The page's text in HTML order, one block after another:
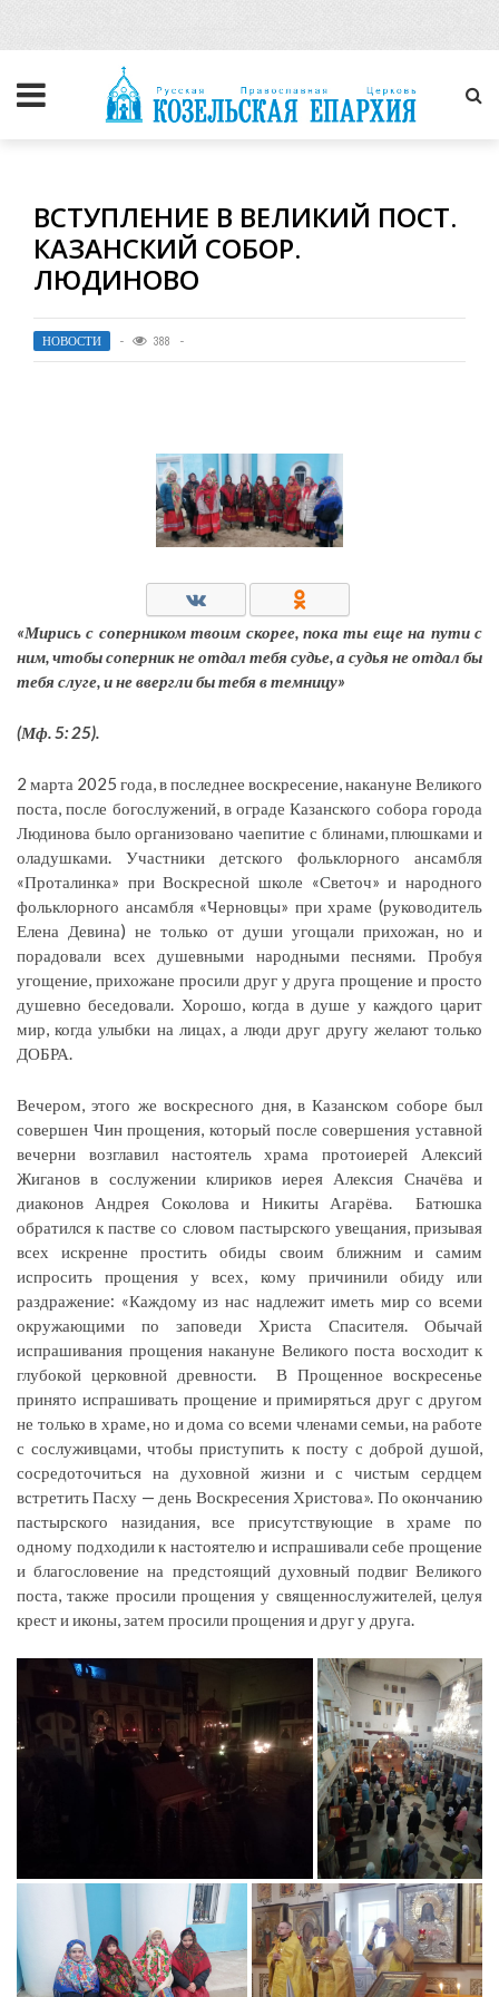
ВСТУПЛЕНИЕ В ВЕЛИКИЙ ПОСТ.
КАЗАНСКИЙ СОБОР.
ЛЮДИНОВО
НОВОСТИ 388
«Мирись с соперником твоим скорее, пока ты еще на пути с
ним, чтобы соперник не отдал тебя судье, а судья не отдал бы
тебя слуге, и не ввергли бы тебя в темницу»
(Мф. 5: 25).
2 марта 2025 года, в последнее воскресение, накануне Великого
поста, после богослужений, в ограде Казанского собора города
Людинова было организовано чаепитие с блинами, плюшками и
оладушками. Участники детского фольклорного ансамбля
«Проталинка» при Воскресной школе «Светоч» и народного
фольклорного ансамбля «Черновцы» при храме (руководитель
Елена Девина) не только от души угощали прихожан, но и
порадовали всех душевными народными песнями. Пробуя
угощение, прихожане просили друг у друга прощение и просто
душевно беседовали. Хорошо, когда в душе у каждого царит
мир, когда улыбки на лицах, а люди друг другу желают только
ДОБРА.
Вечером, этого же воскресного дня, в Казанском соборе был
совершен Чин прощения, который после совершения уставной
вечерни возглавил настоятель храма протоиерей Алексий
Жиганов в сослужении клириков иерея Алексия Сначёва и
диаконов Андрея Соколова и Никиты Агарёва. Батюшка
обратился к пастве со словом пастырского увещания, призывая
всех искренне простить обиды своим ближним и самим
испросить прощения у всех, кому причинили обиду или
раздражение: «Каждому из нас надлежит иметь мир со всеми
окружающими по заповеди Христа Спасителя. Обычай
испрашивания прощения накануне Великого поста восходит к
глубокой церковной древности. В Прощенное воскресенье
принято испрашивать прощение и примиряться друг с другом
не только в храме, но и дома со всеми членами семьи, на работе
с сослуживцами, чтобы приступить к посту с доброй душой,
сосредоточиться на духовной жизни и с чистым сердцем
встретить Пасху — день Воскресения Христова». По окончанию
пастырского назидания, все присутствующие в храме по
одному подходили к настоятелю и испрашивали себе прощение
и благословение на предстоящий духовный подвиг Великого
поста, также просили прощения у священнослужителей, целуя
крест и иконы, затем просили прощения и друг у друга.